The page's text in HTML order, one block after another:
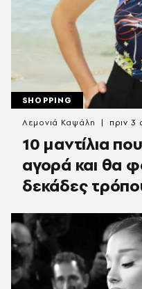
SHOPPING
10 μαντίλια
αγορά και θα
δεκάδες
Λεμονιά Καψάλη πριν 3